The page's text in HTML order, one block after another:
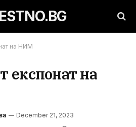
на НИМ
експонат на
December 21, 2023